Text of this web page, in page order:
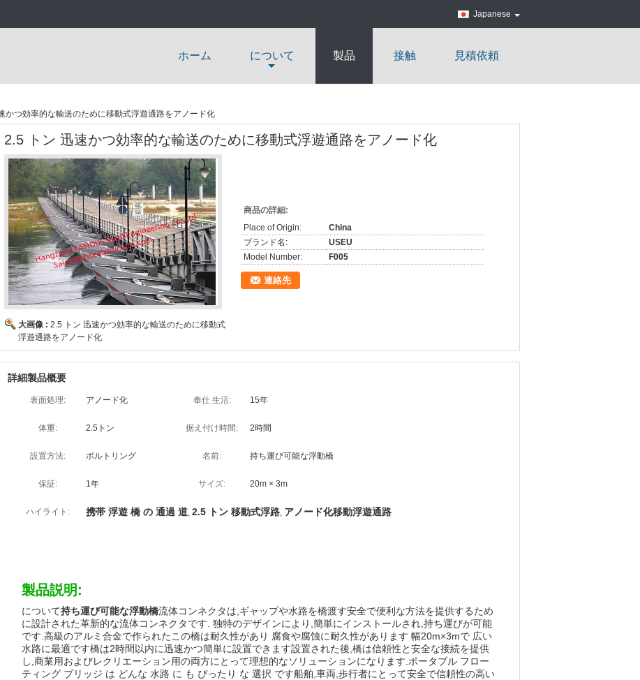
Japanese
ホーム について 製品 接触 見積依頼
かつ効率的な輸送のために移動式浮遊通路をアノード化
2.5 トン 迅速かつ効率的な輸送のために移動式浮遊通路をアノード化
大画像 : 2.5 トン 迅速かつ効率的な輸送のために移動式
浮遊通路をアノード化
商品の詳細:
Place of Origin:
China
ブランド名:
USEU
Model Number:
F005
連絡先
詳細製品概要
表面処理: アノード化 奉仕 生活: 15年
体重: 2.5トン 据え付け時間: 2時間
設置方法: ボルトリング 名前: 持ち運び可能な浮動橋
保証: 1年 サイズ: 20m × 3m
ハイライト: 携帯 浮遊 橋 の 通過 道, 2.5 トン 移動式浮路, アノード化移動浮遊通路
製品説明:
について持ち運び可能な浮動橋流体コンネクタは,ギャップや水路を橋渡す安全で便利な方法を提供するため
に設計された革新的な流体コンネクタです. 独特のデザインにより,簡単にインストールされ,持ち運びが可能
です.高級のアルミ合金で作られたこの橋は耐久性があり 腐食や腐蚀に耐久性があります 幅20m×3mで 広い
水路に最適です橋は2時間以内に迅速かつ簡単に設置できます設置された後,橋は信頼性と安全な接続を提供
し,商業用およびレクリエーション用の両方にとって理想的なソリューションになります.ポータブル フロー
ティング ブリッジ は どんな 水路 に も ぴったり な 選択 です船舶,車両,歩行者にとって安全で信頼性の高い